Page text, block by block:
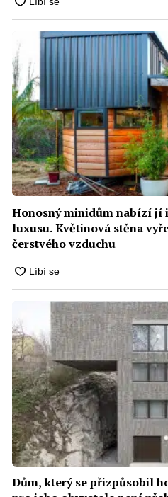
Honosný minidům nabízí jí
luxusu. Květinová stěna
čerstvého vzduchu
Dům, který se přizpůsobil